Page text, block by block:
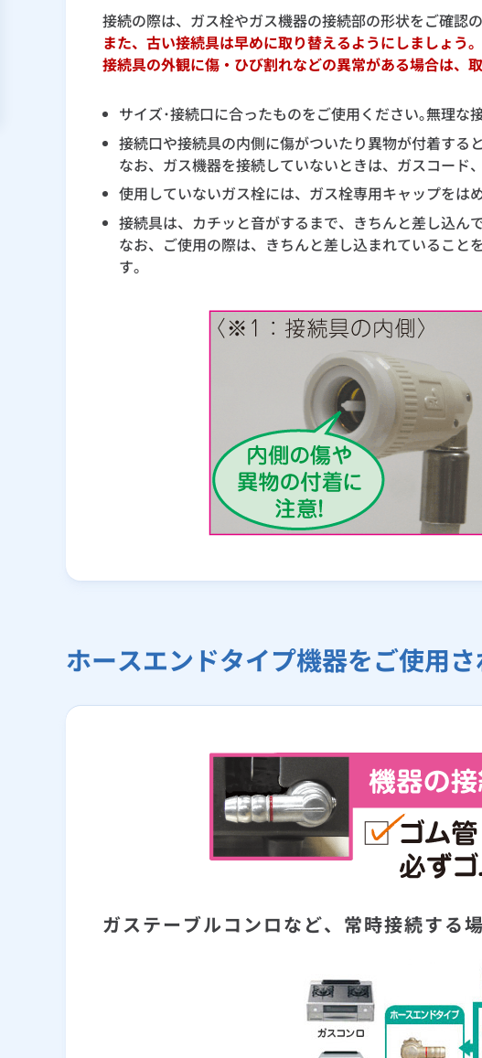
接続の際は、ガス栓やガス機器の接続部の形状をご確認
また、古い接続具は早めに取り替えるようにしましょう。
接続具の外観に傷・ひび割れなどの異常がある場合は、
サイズ･接続口に合ったものをご使用ください｡無理な
接続口や接続具の内側に傷がついたり異物が付着する
なお、ガス機器を接続していないときは、ガスコード
使用していないガス栓には、ガス栓専用キャップをは
接続具は、カチッと音がするまで、きちんと差し込ん
なお、ご使用の際は、きちんと差し込まれているこ
す。
ホースエンドタイプ機器をご使用
ガステーブルコンロなど、常時接続する